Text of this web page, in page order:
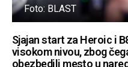
Foto: BLAST
Sjajan start za Heroic i
visokom nivou, zbog
obezbedili mesto u